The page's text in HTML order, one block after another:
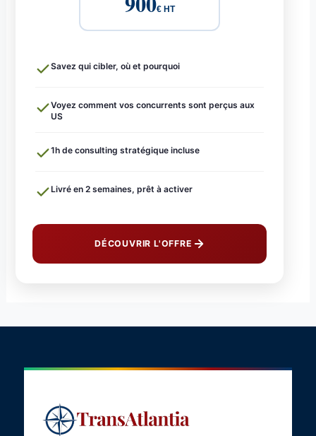
€ HT
Savez qui cibler, où et pourquoi
Voyez comment vos concurrents sont perçus aux
US
1h de consulting stratégique incluse
Livré en 2 semaines, prêt à activer
DÉCOUVRIR L'OFFRE